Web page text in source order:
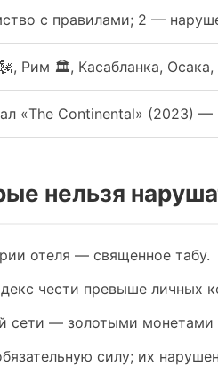
с правилами; 2 —
Рим 🏛️, Касабланка,
«The Continental» (2023) —
нельзя
отеля — священное табу.
чести превыше личных
сети — золотыми монетами
силу; их